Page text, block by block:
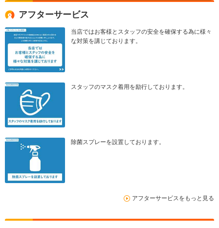
アフターサービス
当店ではお客様とスタッフの安全を確保する為に様々
な対策を講じております。
スタッフのマスク着用を励行しております。
除菌スプレーを設置しております。
アフターサービスをもっと見る